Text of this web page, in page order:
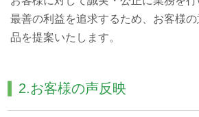
会社概要
沿革
株主・投資家情報 TOP
サステナビリティ TOP
最善の利益を追求するため、お客様
品を提案いたします。
2.お客様の声反映